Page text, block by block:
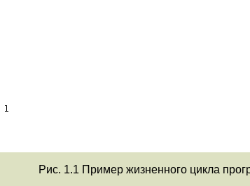
Рис. 1.1 Пример жизненного цикла